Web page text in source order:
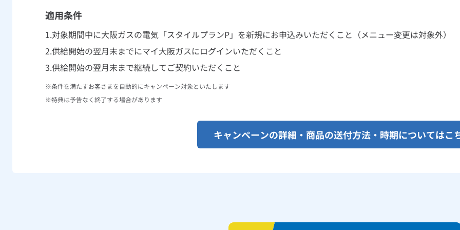
適用条件
対象期間中に大阪ガスの電気「スタイルプランP」を新規にお申込みいただくこと（メニュー変更は対象外）
供給開始の翌月末までにマイ大阪ガスにログインいただくこと
供給開始の翌月末まで継続してご契約いただくこと
条件を満たすお客さまを自動的にキャンペーン対象といたします
特典は予告なく終了する場合があります
キャンペーンの詳細・ 商品の送付方法・ 時期についてはこ